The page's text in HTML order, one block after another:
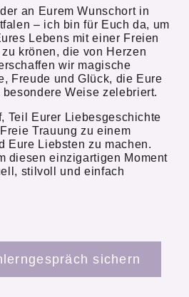
an Eurem Wunschort in
– ich bin für Euch da, um
Lebens mit einer Freien
krönen, die von Herzen
wir magische
Freude und Glück, die Eure
Weise zelebriert.
Teil Eurer Liebesgeschichte
Trauung zu einem
Eure Liebsten zu machen.
diesen einzigartigen Moment
stilvoll und einfach
sichern